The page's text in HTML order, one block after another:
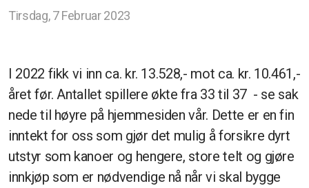
Tirsdag, 7 Februar 2023
I 2022 fikk vi inn ca. kr. 13.528,- mot ca. kr. 10.461,-
året før. Antallet spillere økte fra 33 til 37 - se sak
nede til høyre på hjemmesiden vår. Dette er en fin
inntekt for oss som gjør det mulig å forsikre dyrt
utstyr som kanoer og hengere, store telt og gjøre
innkjøp som er nødvendige nå når vi skal bygge